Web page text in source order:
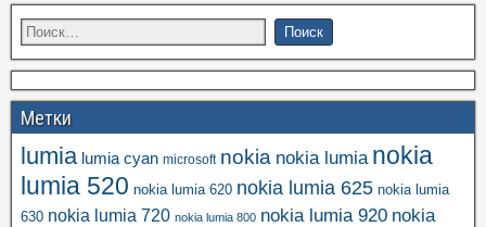
Метки
lumia lumia cyan microsoft nokia nokia lumia nokia
lumia 520 nokia lumia 620 nokia lumia 625 nokia lumia
630 nokia lumia 720 nokia lumia 800 nokia lumia 920 nokia